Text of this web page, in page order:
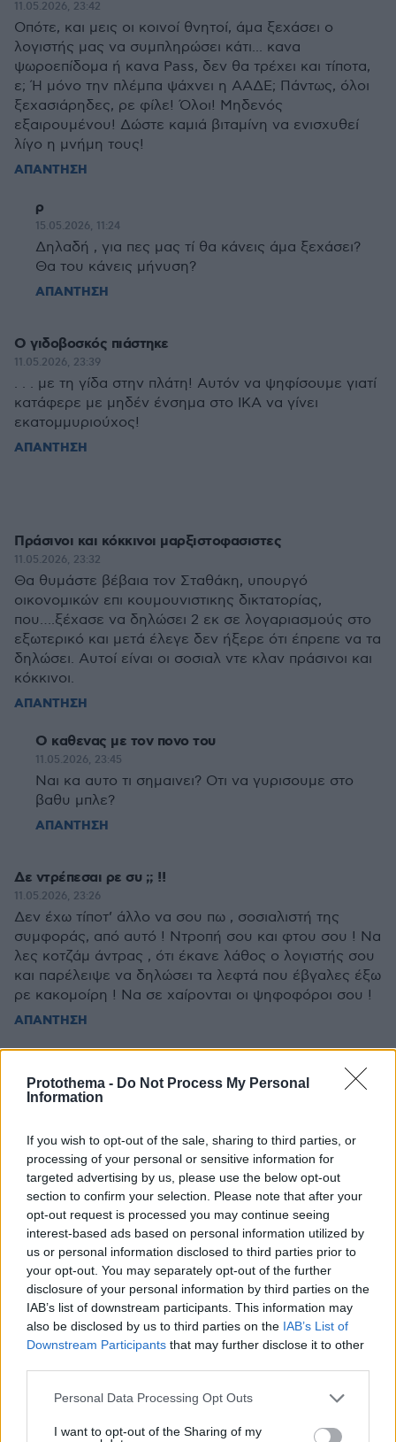
Protothema - Do Not Process My Personal
Information
If you wish to opt-out of the sale, sharing to third parties, or
processing of your personal or sensitive information for
targeted advertising by us, please use the below opt-out
section to confirm your selection. Please note that after your
opt-out request is processed you may continue seeing
interest-based ads based on personal information utilized by
us or personal information disclosed to third parties prior to
your opt-out. You may separately opt-out of the further
disclosure of your personal information by third parties on the
IAB’s list of downstream participants. This information may
also be disclosed by us to third parties on the IAB’s List of
Downstream Participants that may further disclose it to other
Please note that this website/app uses one or more Google
not limited to your visit or usage behaviour. You may click to
Personal Data Processing Opt Outs
I want to opt-out of the Sharing of my
11.05.2026, 23:42
Οπότε, και μεις οι κοινοί θνητοί, άμα ξεχάσει ο
λογιστής μας να συμπληρώσει κάτι... κανα
ψωροεπίδομα ή κανα Pass, δεν θα τρέχει και τίποτα,
ε; Ή μόνο την πλέμπα ψάχνει η ΑΑΔΕ; Πάντως, όλοι
ξεχασιάρηδες, ρε φίλε! Όλοι! Μηδενός
εξαιρουμένου! Δώστε καμιά βιταμίνη να ενισχυθεί
λίγο η μνήμη τους!
ΑΠΑΝΤΗΣΗ
ρ
15.05.2026, 11:24
Δηλαδή , για πες μας τί θα κάνεις άμα ξεχάσει?
Θα του κάνεις μήνυση?
ΑΠΑΝΤΗΣΗ
Ο γιδοβοσκός πιάστηκε
11.05.2026, 23:39
. . . με τη γίδα στην πλάτη! Αυτόν να ψηφίσουμε γιατί
κατάφερε με μηδέν ένσημα στο ΙΚΑ να γίνει
εκατομμυριούχος!
ΑΠΑΝΤΗΣΗ
Πράσινοι και κόκκινοι μαρξιστοφασιστες
11.05.2026, 23:32
Θα θυμάστε βέβαια τον Σταθάκη, υπουργό
οικονομικών επι κουμουνιστικης δικτατορίας,
που….ξέχασε να δηλώσει 2 εκ σε λογαριασμούς στο
εξωτερικό και μετά έλεγε δεν ήξερε ότι έπρεπε να τα
δηλώσει. Αυτοί είναι οι σοσιαλ ντε κλαν πράσινοι και
κόκκινοι.
ΑΠΑΝΤΗΣΗ
Ο καθενας με τον πονο του
11.05.2026, 23:45
Ναι κα αυτο τι σημαινει? Οτι να γυρισουμε στο
βαθυ μπλε?
ΑΠΑΝΤΗΣΗ
Δε ντρέπεσαι ρε συ ;; !!
11.05.2026, 23:26
Δεν έχω τίποτ’ άλλο να σου πω , σοσιαλιστή της
συμφοράς, από αυτό ! Ντροπή σου και φτου σου ! Να
λες κοτζάμ άντρας , ότι έκανε λάθος ο λογιστής σου
και παρέλειψε να δηλώσει τα λεφτά που έβγαλες έξω
ρε κακομοίρη ! Να σε χαίρονται οι ψηφοφόροι σου !
ΑΠΑΝΤΗΣΗ
ΦΟΡΤΩΣΗ ΠΕΡΙΣΣΟΤΕΡΩΝ ΣΧΟΛΙΩΝ
ΠΡΟΣΘΗΚΗ ΣΧΟΛΙΟΥ
ΌΝΟΜΑ *
EMAIL
ΣΧΌΛΙΟ *